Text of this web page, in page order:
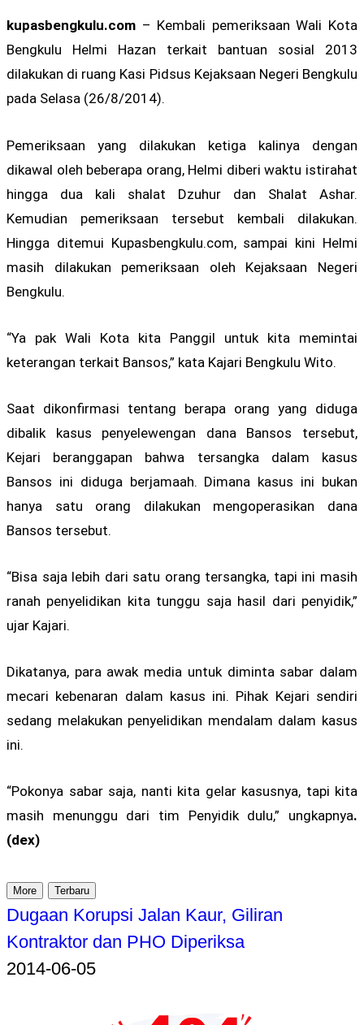
kupasbengkulu.com – Kembali pemeriksaan Wali Kota
Bengkulu Helmi Hazan terkait bantuan sosial 2013
dilakukan di ruang Kasi Pidsus Kejaksaan Negeri Bengkulu
pada Selasa (26/8/2014).
Pemeriksaan yang dilakukan ketiga kalinya dengan
dikawal oleh beberapa orang, Helmi diberi waktu istirahat
hingga dua kali shalat Dzuhur dan Shalat Ashar.
Kemudian pemeriksaan tersebut kembali dilakukan.
Hingga ditemui Kupasbengkulu.com, sampai kini Helmi
masih dilakukan pemeriksaan oleh Kejaksaan Negeri
Bengkulu.
“Ya pak Wali Kota kita Panggil untuk kita memintai
keterangan terkait Bansos,” kata Kajari Bengkulu Wito.
Saat dikonfirmasi tentang berapa orang yang diduga
dibalik kasus penyelewengan dana Bansos tersebut,
Kejari beranggapan bahwa tersangka dalam kasus
Bansos ini diduga berjamaah. Dimana kasus ini bukan
hanya satu orang dilakukan mengoperasikan dana
Bansos tersebut.
“Bisa saja lebih dari satu orang tersangka, tapi ini masih
ranah penyelidikan kita tunggu saja hasil dari penyidik,”
ujar Kajari.
Dikatanya, para awak media untuk diminta sabar dalam
mecari kebenaran dalam kasus ini. Pihak Kejari sendiri
sedang melakukan penyelidikan mendalam dalam kasus
ini.
“Pokonya sabar saja, nanti kita gelar kasusnya, tapi kita
masih menunggu dari tim Penyidik dulu,” ungkapnya.
(dex)
More Terbaru
Dugaan Korupsi Jalan Kaur, Giliran
Kontraktor dan PHO Diperiksa
2014-06-05